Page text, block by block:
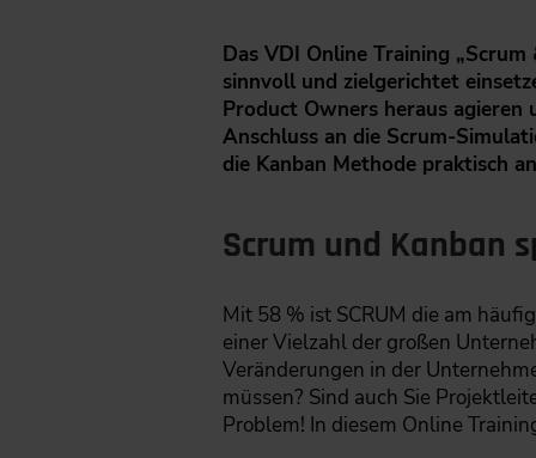
Das VDI Online Training
sinnvoll und zielgerichtet
Product Owners heraus
Anschluss an die Scrum-
die Kanban Methode praktisch
Scrum und Kanban
Mit 58 % ist SCRUM die am
einer Vielzahl der großen
Veränderungen in der
müssen? Sind auch Sie
Problem! In diesem Online